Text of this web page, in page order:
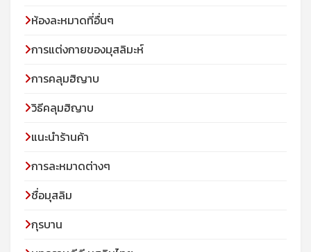
ห้องละหมาดที่อื่นๆ
การแต่งกายของมุสลิมะห์
การคลุมฮิญาบ
วิธีคลุมฮิญาบ
แนะนำร้านค้า
การละหมาดต่างๆ
ชื่อมุสลิม
กุรบาน